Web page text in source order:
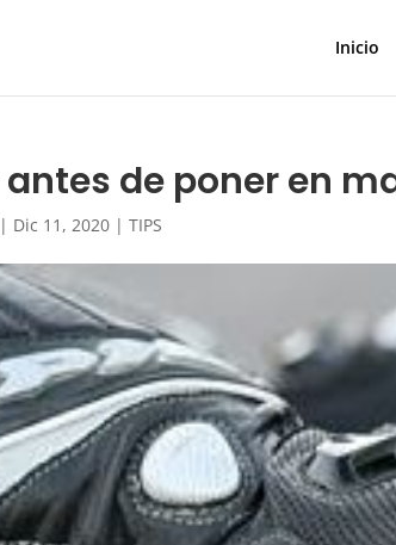
Inicio
antes de poner en
| Dic 11, 2020 |TIPS